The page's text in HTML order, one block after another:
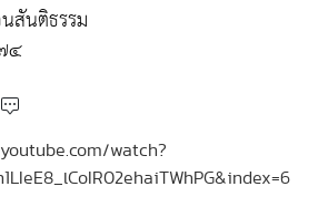
สันติธรรม
๔
watch?